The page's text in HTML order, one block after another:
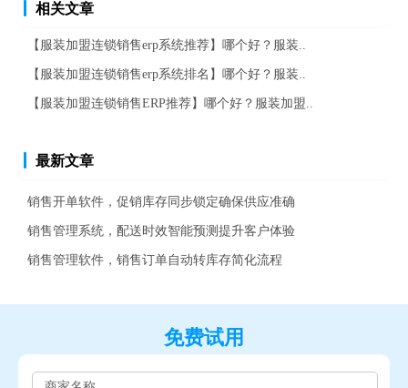
相关文章
【服装加盟连锁销售erp系统推荐】哪个好？服装..
【服装加盟连锁销售erp系统排名】哪个好？服装..
【服装加盟连锁销售ERP推荐】哪个好？服装加盟..
最新文章
销售开单软件，促销库存同步锁定确保供应准确
销售管理系统，配送时效智能预测提升客户体验
销售管理软件，销售订单自动转库存简化流程
免费试用